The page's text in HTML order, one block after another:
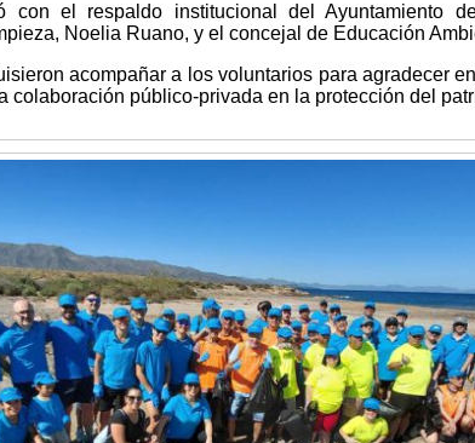
con el respaldo institucional del Ayuntamiento
Noelia Ruano, y el concejal de Educación
acompañar a los voluntarios para agradecer
colaboración público-privada en la protección del